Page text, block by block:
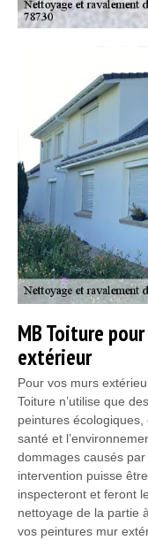
MB Toiture
extérieur
Pour vos murs
Toiture n’utilise que
peintures
santé et
dommages causés
intervention puisse
inspecteront et feront
nettoyage de la partie
vos peintures mur